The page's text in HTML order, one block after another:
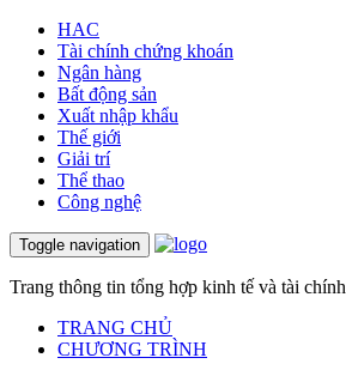
HAC
Tài chính chứng khoán
Ngân hàng
Bất động sản
Xuất nhập khẩu
Thế giới
Giải trí
Thể thao
Công nghệ
Toggle navigation
Trang thông tin tổng hợp kinh tế và tài chính
TRANG CHỦ
CHƯƠNG TRÌNH